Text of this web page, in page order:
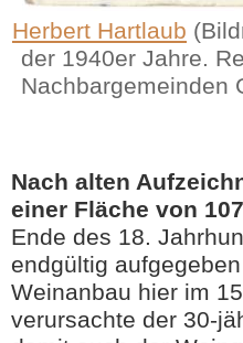
Herbert Hartlaub
der 1940er Jahre.
Nachbargemeinden
Nach alten
einer Fläche von
Ende des 18.
endgültig
Weinanbau hier im
verursachte der 30-